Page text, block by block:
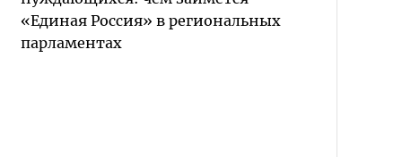
«Единая Россия» в региональных
парламентах